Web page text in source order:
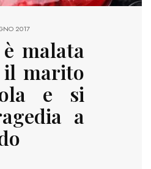
2017
malata
il marito
e si
a